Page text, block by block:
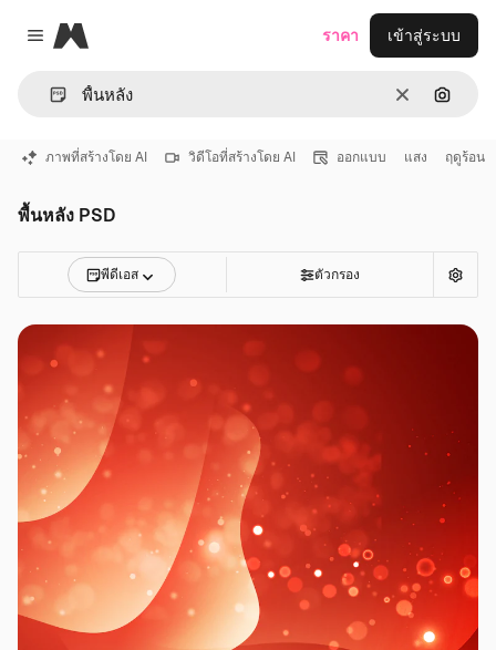
Close menu
Magnific
ชัดเจนค้นหา
ราคา เข้าสู่ระบบ
ภาพที่สร้างโดย AI วิดีโอที่สร้างโดย AI ออกแบบ แสง ฤดูร้อน
พื้นหลัง PSD
พีดีเอส ตัวกรอง